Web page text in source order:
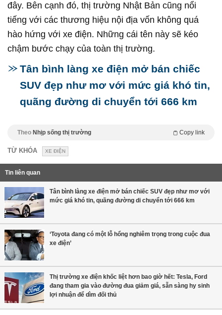
đây. Bên cạnh đó, thị trường Nhật Bản cũng nổi
tiếng với các thương hiệu nội địa vốn không quá
hào hứng với xe điện. Những cái tên này sẽ kéo
chậm bước chạy của toàn thị trường.
Tân bình làng xe điện mở bán chiếc
SUV đẹp như mơ với mức giá khó tin,
quãng đường di chuyển tới 666 km
Theo Nhịp sống thị trường Copy link
TỪ KHÓA XE ĐIỆN
Tin liên quan
Tân bình làng xe điện mở bán chiếc SUV đẹp như mơ với
mức giá khó tin, quãng đường di chuyển tới 666 km
‘Toyota đang có một lỗ hổng nghiêm trọng trong cuộc đua
xe điện’
Thị trường xe điện khốc liệt hơn bao giờ hết: Tesla, Ford
đang tham gia vào đường đua giảm giá, sẵn sàng hy sinh
lợi nhuận để dìm đối thủ